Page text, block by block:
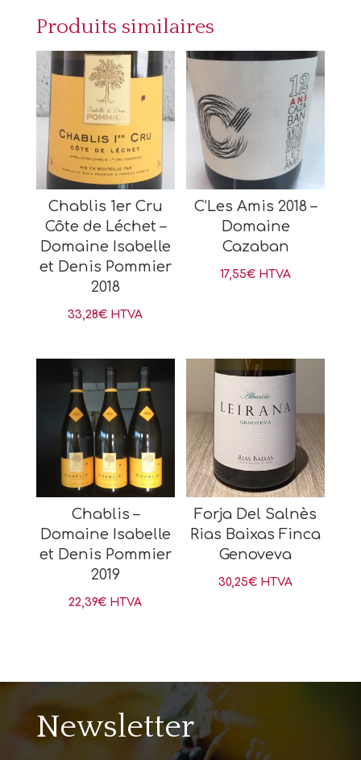
Produits similaires
Chablis 1er Cru
Côte de Léchet –
Domaine Isabelle
et Denis Pommier
2018
33,28€ HTVA
C’Les Amis 2018 –
Domaine
Cazaban
17,55€ HTVA
Chablis –
Domaine Isabelle
et Denis Pommier
2019
22,39€ HTVA
Forja Del Salnès
Rias Baixas Finca
Genoveva
30,25€ HTVA
Newsletter